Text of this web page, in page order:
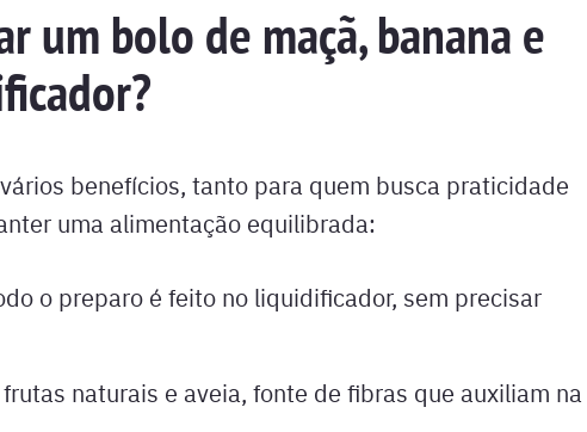
um bolo de maçã, banana e
benefícios, tanto para quem busca praticidade
uma alimentação equilibrada:
o preparo é feito no liquidificador, sem precisar
naturais e aveia, fonte de fibras que auxiliam na